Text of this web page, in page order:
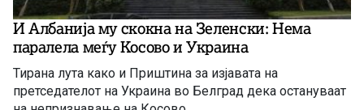
И Албанија му скокна на Зеленски: Нема
паралела меѓу Косово и Украина
Тирана лута како и Приштина за изјавата на
претседателот на Украина во Белград дека остануваат